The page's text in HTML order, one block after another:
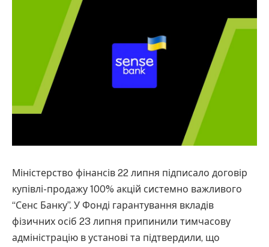
Міністерство фінансів 22 липня підписало договір
купівлі-продажу 100% акцій системно важливого
“Сенс Банку”. У Фонді гарантування вкладів
фізичних осіб 23 липня припинили тимчасову
адміністрацію в установі та підтвердили, що